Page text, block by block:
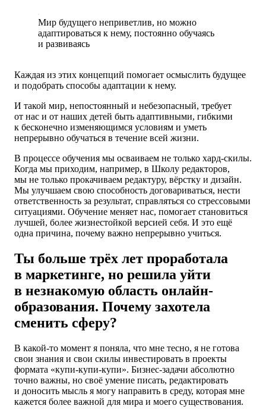
Мир будущего неприветлив, но можно
адаптироваться к нему, постоянно обучаясь
и развиваясь
Каждая из этих концепций помогает осмыслить будущее
и подобрать способы адаптации к нему.
И такой мир, непостоянный и небезопасный, требует
от нас и от наших детей быть адаптивными, гибкими
к бесконечно изменяющимся условиям и уметь
непрерывно обучаться в течение всей жизни.
В процессе обучения мы осваиваем не только хард-скилы.
Когда мы приходим, например, в Школу редакторов,
мы не только прокачиваем редактуру, вёрстку и дизайн.
Мы улучшаем свою способность договариваться, нести
ответственность за результат, справляться со стрессовыми
ситуациями. Обучение меняет нас, помогает становиться
лучшей, более жизнестойкой версией себя. И это ещё
одна причина, почему важно непрерывно учиться.
Ты больше трёх лет проработала
в маркетинге, но решила уйти
в незнакомую область онлайн-
образования. Почему захотела
сменить сферу?
В какой-то момент я поняла, что мне тесно, я не готова
свои знания и свои скилы инвестировать в проекты
формата «купи-купи-купи». Бизнес-задачи абсолютно
точно важны, но своё умение писать, редактировать
и доносить мысль я могу направить в среду, которая мне
кажется более важной для мира и моего существования.